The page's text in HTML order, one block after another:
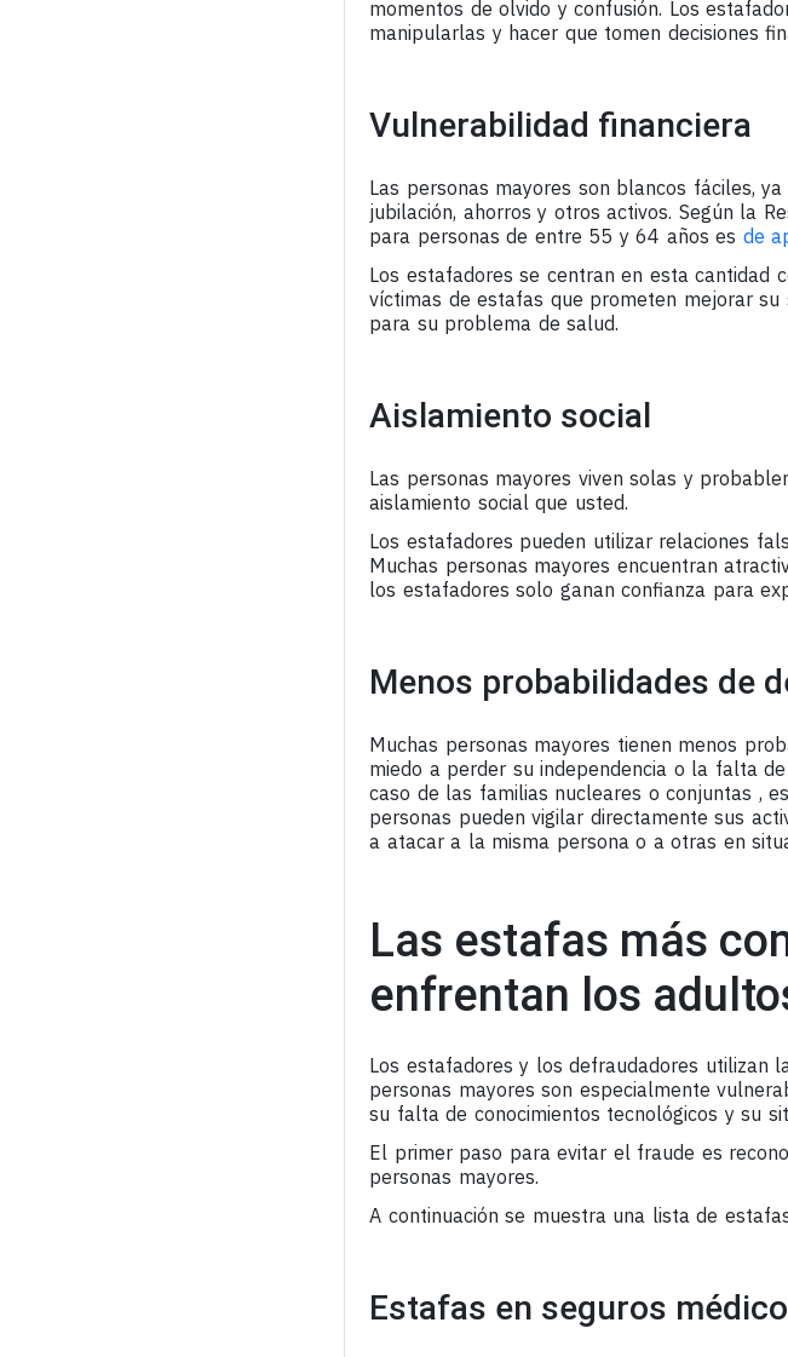
momentos de olvido y confusión. Los
manipularlas y hacer que tomen decisiones
Vulnerabilidad financiera
Las personas mayores son blancos fáciles,
jubilación, ahorros y otros activos. Según la
para personas de entre 55 y 64 años es de
Los estafadores se centran en esta cantidad
víctimas de estafas que prometen mejorar
para su problema de salud.
Aislamiento social
Las personas mayores viven solas y
aislamiento social que usted.
Los estafadores pueden utilizar relaciones
Muchas personas mayores encuentran
los estafadores solo ganan confianza para
Menos probabilidades de
Muchas personas mayores tienen menos
miedo a perder su independencia o la falta
caso de las familias nucleares o conjuntas ,
personas pueden vigilar directamente sus
a atacar a la misma persona o a otras en
Las estafas más
enfrentan los
Los estafadores y los defraudadores utilizan
personas mayores son especialmente
su falta de conocimientos tecnológicos y su
El primer paso para evitar el fraude es
personas mayores.
A continuación se muestra una lista de
Estafas en seguros